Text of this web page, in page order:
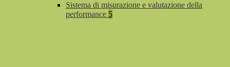
Sistema di misurazione e valutazione della
performance 5